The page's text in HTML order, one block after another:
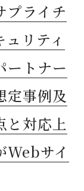
プライチ
リティ
ートナー
定事例及
と対応上
Webサイ